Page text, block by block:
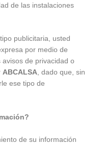
de las instalaciones
publicitaria, usted
por medio de
de privacidad o
ABCALSA , dado que, sin
ese tipo de
de su información